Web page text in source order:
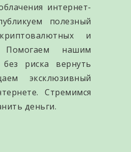
интернет-
полезный
и
Помогаем нашим
риска вернуть
эксклюзивный
Стремимся
деньги.